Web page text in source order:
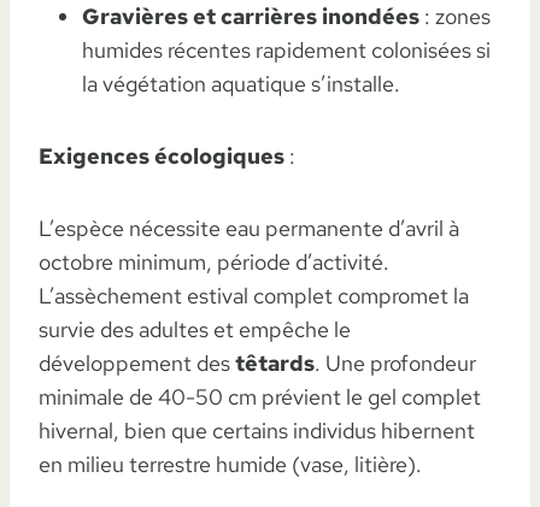
Gravières et carrières inondées : zones
humides récentes rapidement colonisées si
la végétation aquatique s’installe.
Exigences écologiques :
L’espèce nécessite eau permanente d’avril à
octobre minimum, période d’activité.
L’assèchement estival complet compromet la
survie des adultes et empêche le
développement destêtards. Une profondeur
minimale de 40-50 cm prévient le gel complet
hivernal, bien que certains individus hibernent
en milieu terrestre humide (vase, litière).